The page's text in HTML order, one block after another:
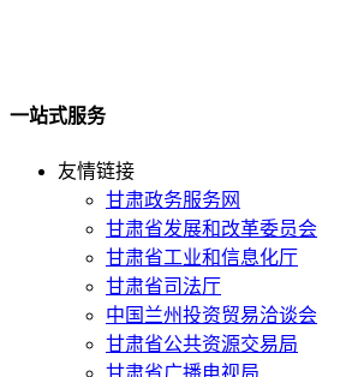
一站式服务
友情链接
甘肃政务服务网
甘肃省发展和改革委员会
甘肃省工业和信息化厅
甘肃省司法厅
中国兰州投资贸易洽谈会
甘肃省公共资源交易局
甘肃省广播电视局